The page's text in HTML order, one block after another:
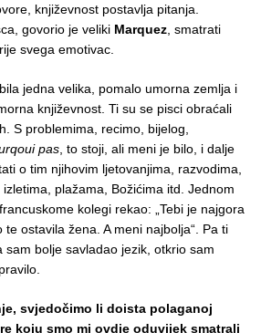
književnost postavlja pitanja.
govorio je veliki Marquez , smatrati
svega emotivac.
jedna velika, pomalo umorna zemlja i
književnost. Ti su se pisci obraćali
S problemima, recimo, bijelog,
pas , to stoji, ali meni je bilo, i dalje
o tim njihovim ljetovanjima, razvodima,
plažama, Božićima itd. Jednom
kolegi rekao: „Tebi je najgora
ostavila žena. A meni najbolja“. Pa ti
sam bolje savladao jezik, otkrio sam
svjedočimo li doista polaganoj
koju smo mi ovdje oduvijek smatrali